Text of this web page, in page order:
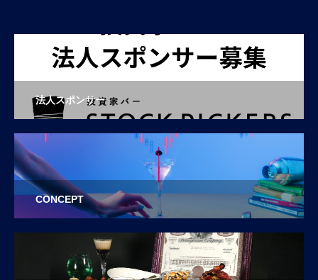
法人スポンサー
CONCEPT